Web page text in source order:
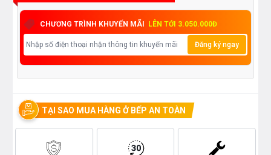
CHƯƠNG TRÌNH KHUYẾN MÃI LÊN TỚI 3.050.000Đ
Đăng ký ngay
TẠI SAO MUA HÀNG Ở BẾP AN TOÀN